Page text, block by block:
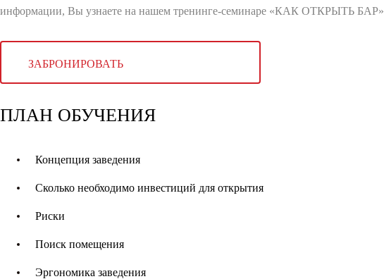
информации, Вы узнаете на нашем тренинге-семинаре «КАК ОТКРЫТЬ БАР»
ЗАБРОНИРОВАТЬ
ПЛАН ОБУЧЕНИЯ
Концепция заведения
Сколько необходимо инвестиций для открытия
Риски
Поиск помещения
Эргономика заведения